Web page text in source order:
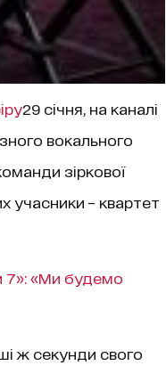
29 січня, на каналі
вокального
зіркової
учасники – квартет
7»: «Ми будемо
ж секунди свого